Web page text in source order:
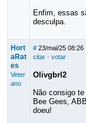
Enfim, essas
desculpa.
Hort
aRat
es
Veter
ano
# 23/mai/25 08:26
citar· votar
Olivgbrl2
Não consigo
Bee Gees,
doeu!